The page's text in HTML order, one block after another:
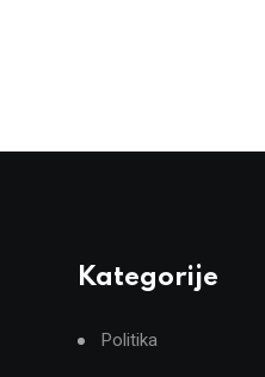
Kategorije
Politika